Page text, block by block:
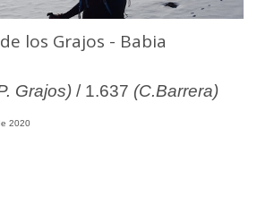
los Grajos - Babia
Grajos) / 1.637 (C.Barrera)
2020